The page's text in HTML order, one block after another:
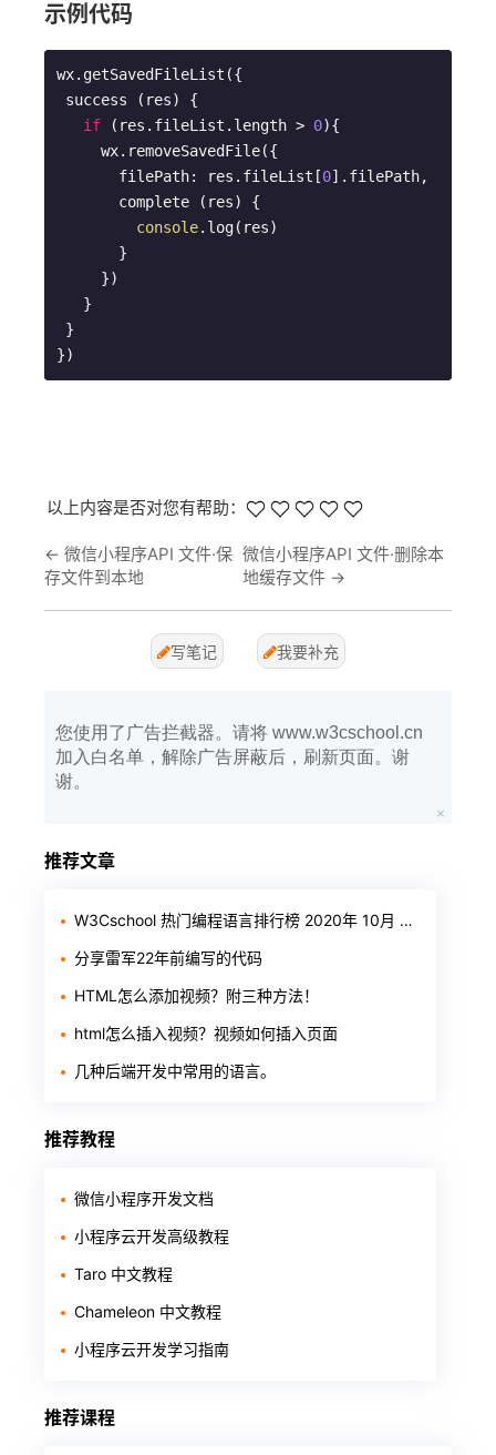
示例代码
wx.getSavedFileList({
if (res.fileList.length > 0){
       filePath: res.fileList[
0].filePath,
console.log(res)
})
以上内容是否对您有帮助：
← 微信小程序API 文件·保
存文件到本地
微信小程序API 文件·删除本
地缓存文件→
写笔记 我要补充
您使用了广告拦截器。请将 www.w3cschool.cn
加入白名单，解除广告屏蔽后，刷新页面。谢
谢。
推荐文章
W3Cschool 热门编程语言排行榜 2020年 10月 TOP10
分享雷军22年前编写的代码
HTML怎么添加视频？附三种方法！
html怎么插入视频？视频如何插入页面
几种后端开发中常用的语言。
推荐教程
微信小程序开发文档
小程序云开发高级教程
Taro 中文教程
Chameleon 中文教程
小程序云开发学习指南
推荐课程